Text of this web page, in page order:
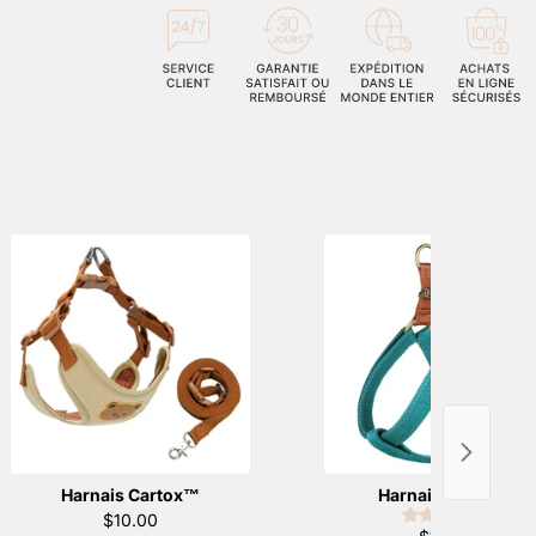
Harnais Cartox™
$10.00
Harnais Chico™️